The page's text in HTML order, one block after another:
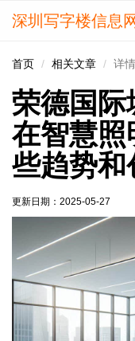
深圳写字楼信息
首页 相关文章 详
荣德国际
在智慧照
些趋势和
更新日期： 2025-05-27